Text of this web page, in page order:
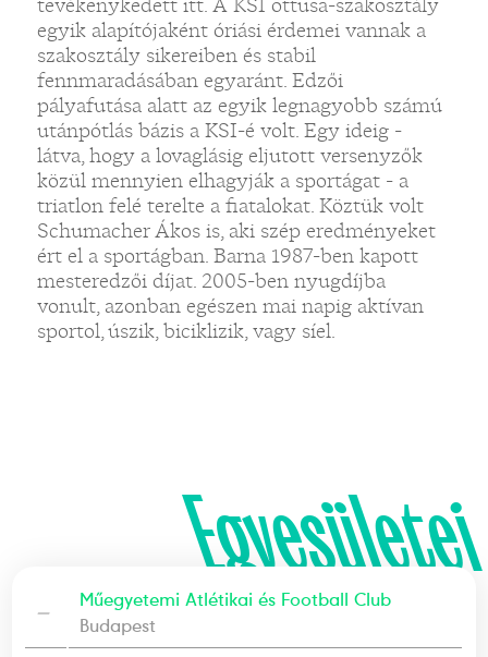
egyik alapítójaként óriási érdemei vannak a
szakosztály sikereiben és stabil
fennmaradásában egyaránt. Edzői
pályafutása alatt az egyik legnagyobb számú
utánpótlás bázis a KSI-é volt. Egy ideig -
látva, hogy a lovaglásig eljutott versenyzők
közül mennyien elhagyják a sportágat - a
triatlon felé terelte a fiatalokat. Köztük volt
Schumacher Ákos is, aki szép eredményeket
ért el a sportágban. Barna 1987-ben kapott
mesteredzői díjat. 2005-ben nyugdíjba
vonult, azonban egészen mai napig aktívan
sportol, úszik, biciklizik, vagy síel.
Egyesületei
—
Műegyetemi Atlétikai és Football Club
Budapest